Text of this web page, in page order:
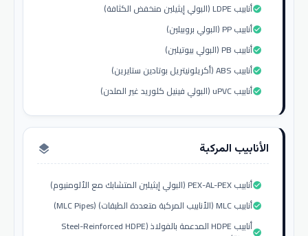
أنابيب LDPE (البولي إيثيلين منخفض الكثافة)check_circle
أنابيب PP (البولي بروبيلين)check_circle
أنابيب PB (البولي بيوتيلين)check_circle
أنابيب ABS (أكريلونيتريل بوتادين ستايرين)check_circle
أنابيب uPVC (البولي فينيل كلوريد غير الملدن)check_circle
الأنابيب المركبة layers
أنابيب PEX-AL-PEX (البولي إيثيلين المتشابك مع الألومنيوم)check_circle
أنابيب MLC (الأنابيب المركبة متعددة الطبقات) (MLC Pipes)check_circle
أنابيب HDPE المدعمة بالفولاذ (Steel-Reinforced HDPE check_circle